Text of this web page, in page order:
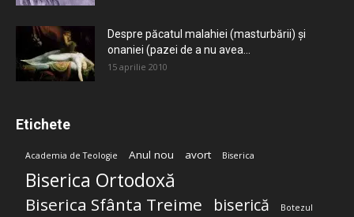
Despre păcatul malahiei (masturbării) şi
onaniei (pazei de a nu avea...
15 aprilie 2010
Etichete
Academia de Teologie Anul nou avort Biserica
Biserica Ortodoxă
Biserica Sfânta Treime biserică Botezul